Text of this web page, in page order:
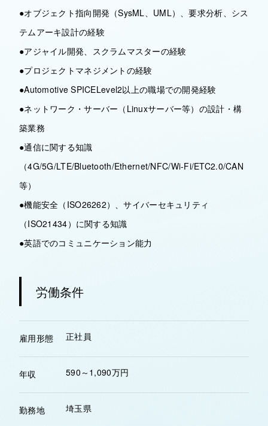
●オブジェクト指向開発（SysML、UML）、要求分析、シス
テムアーキ設計の経験
●アジャイル開発、スクラムマスターの経験
●プロジェクトマネジメントの経験
●Automotive SPICELevel2以上の職場での開発経験
●ネットワーク・サーバー（Linuxサーバー等）の設計・構
築業務
●通信に関する知識
（4G/5G/LTE/Bluetooth/Ethernet/NFC/Wi-Fi/ETC2.0/CAN
等）
●機能安全（ISO26262）、サイバーセキュリティ
（ISO21434）に関する知識
●英語でのコミュニケーション能力
労働条件
雇用形態 正社員
年収 590～1,090万円
勤務地 埼玉県